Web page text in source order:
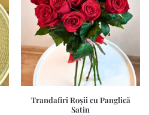
Trandafiri Roșii cu Panglică
Satin